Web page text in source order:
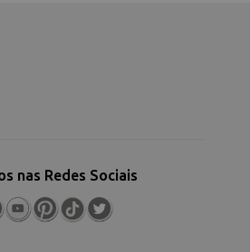
nas Redes Sociais